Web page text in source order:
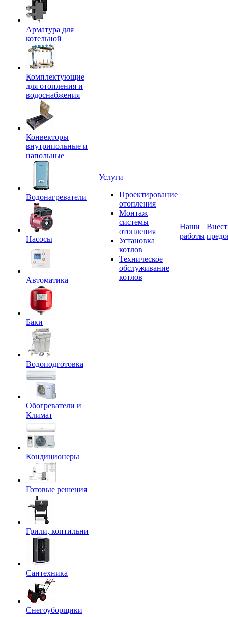
Арматура для
котельной
Комплектующие
для отопления и
водоснабжения
Конвекторы
внутрипольные и
напольные
Водонагреватели
Насосы
Автоматика
Баки
Водоподготовка
Обогреватели и
Климат
Кондиционеры
Готовые решения
Грили, коптильни
Сантехника
Снегоуборщики
Услуги
Проектирование
отопления
Монтаж
системы
отопления
Установка
котлов
Техническое
обслуживание
котлов
Наши
работы